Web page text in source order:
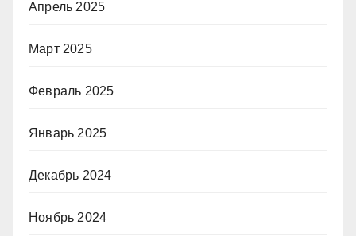
Апрель 2025
Март 2025
Февраль 2025
Январь 2025
Декабрь 2024
Ноябрь 2024